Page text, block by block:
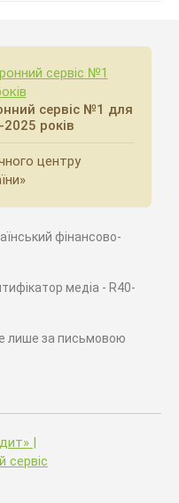
сервіс №1 для
2025 років
центру
фінансово-
медіа - R40-
лише за письмовою